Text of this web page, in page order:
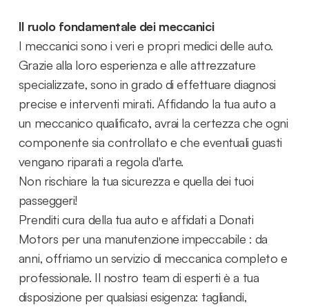
Il ruolo fondamentale dei meccanici
I meccanici sono i veri e propri medici delle auto.
Grazie alla loro esperienza e alle attrezzature
specializzate, sono in grado di effettuare diagnosi
precise e interventi mirati. Affidando la tua auto a
un meccanico qualificato, avrai la certezza che ogni
componente sia controllato e che eventuali guasti
vengano riparati a regola d'arte.
Non rischiare la tua sicurezza e quella dei tuoi
passeggeri!
Prenditi cura della tua auto e affidati a Donati
Motors per una manutenzione impeccabile : da
anni, offriamo un servizio di meccanica completo e
professionale. Il nostro team di esperti è a tua
disposizione per qualsiasi esigenza: tagliandi,